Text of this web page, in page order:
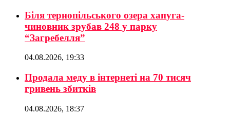
Біля тернопільського озера хапуга-
чиновник зрубав 248 у парку
“Загребелля”
04.08.2026, 19:33
Продала меду в інтернеті на 70 тисяч
гривень збитків
04.08.2026, 18:37